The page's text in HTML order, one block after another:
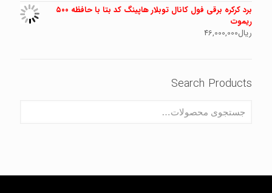
برد کرکره برقی فول کانال توبلار هاپینگ کد بتا با حافظه ۵۰۰
ریموت
ریال46,000,000
Search Products